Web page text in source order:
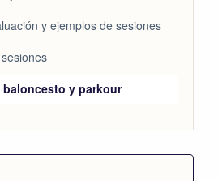
y ejemplos de sesiones
y parkour